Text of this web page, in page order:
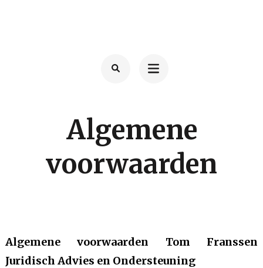
Algemene
voorwaarden
Algemene voorwaarden Tom Franssen
Juridisch Advies en Ondersteuning